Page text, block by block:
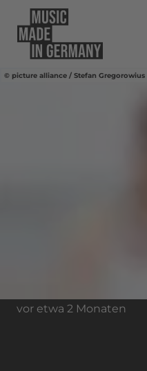
picture alliance / Stefan Gregorowius
vor etwa 2 Monaten